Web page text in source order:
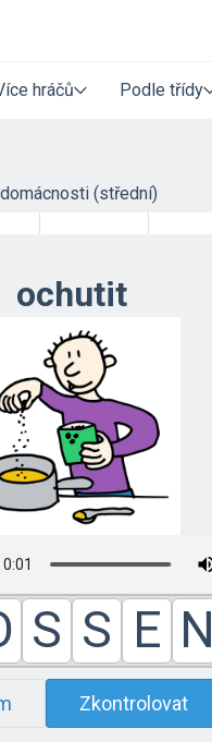
hráčů Podle třídy
(střední)
ochutit
S S E N
Zkontrolovat